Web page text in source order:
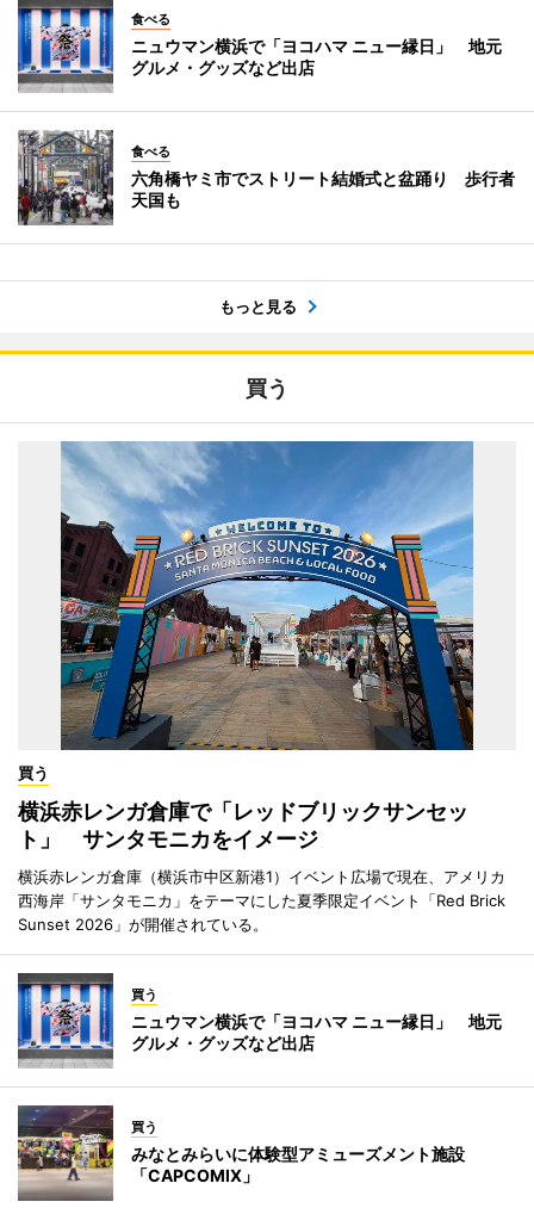
食べる
ニュウマン横浜で「ヨコハマ ニュー縁日」 地元
グルメ・グッズなど出店
食べる
六角橋ヤミ市でストリート結婚式と盆踊り 歩行者
天国も
もっと見る
買う
買う
横浜赤レンガ倉庫で「レッドブリックサンセッ
ト」 サンタモニカをイメージ
横浜赤レンガ倉庫（横浜市中区新港1）イベント広場で現在、アメリカ
西海岸「サンタモニカ」をテーマにした夏季限定イベント「Red Brick
Sunset 2026」が開催されている。
買う
ニュウマン横浜で「ヨコハマ ニュー縁日」 地元
グルメ・グッズなど出店
買う
みなとみらいに体験型アミューズメント施設
「CAPCOMIX」